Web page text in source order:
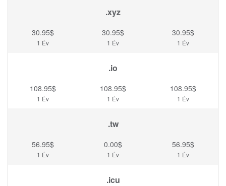
.xyz
30.95$
1 Év
30.95$
1 Év
30.95$
1 Év
.io
108.95$
1 Év
108.95$
1 Év
108.95$
1 Év
.tw
56.95$
1 Év
0.00$
1 Év
56.95$
1 Év
.icu